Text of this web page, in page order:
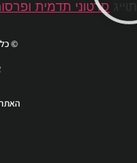
תוייג סרטוני תדמית
© כל
האתר